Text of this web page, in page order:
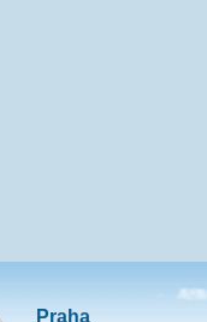
Praha